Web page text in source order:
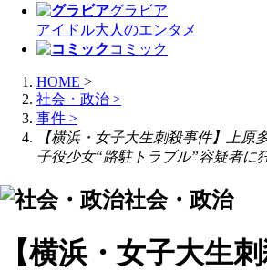
グラビア
アイドル大人のエンタメ
コミック
HOME >
社会・政治 >
事件 >
【横浜・女子大生刺殺事件】上原
子役少女“路駐トラブル”容疑者に
社会・政治
【横浜・女子大生